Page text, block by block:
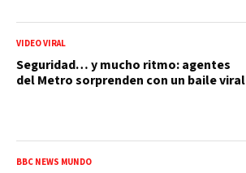
VIDEO VIRAL
Seguridad… y mucho ritmo: agentes
del Metro sorprenden con un baile viral
BBC NEWS MUNDO